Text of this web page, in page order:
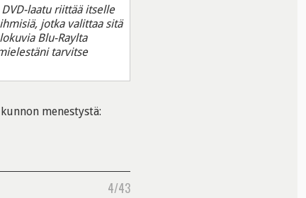
laatu riittää itselle
jotka valittaa sitä
Blu-Raylta
tarvitse
menestystä:
4/43